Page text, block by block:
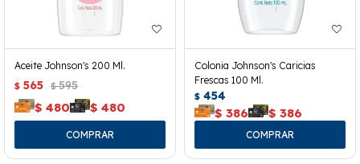
Aceite Johnson's 200 Ml.
$ 565 $ 595
$ 480 $ 480
Colonia Johnson's Caricias
Frescas 100 Ml.
$ 454
$ 386 $ 386